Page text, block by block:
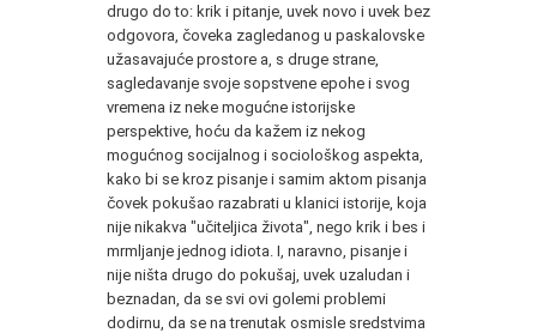
drugo do to: krik i pitanje, uvek novo i uvek bez
odgovora, čoveka zagledanog u paskalovske
užasavajuće prostore a, s druge strane,
sagledavanje svoje sopstvene epohe i svog
vremena iz neke mogućne istorijske
perspektive, hoću da kažem iz nekog
mogućnog socijalnog i sociološkog aspekta,
kako bi se kroz pisanje i samim aktom pisanja
čovek pokušao razabrati u klanici istorije, koja
nije nikakva "učiteljica života", nego krik i bes i
mrmljanje jednog idiota. I, naravno, pisanje i
nije ništa drugo do pokušaj, uvek uzaludan i
beznadan, da se svi ovi golemi problemi
dodirnu, da se na trenutak osmisle sredstvima